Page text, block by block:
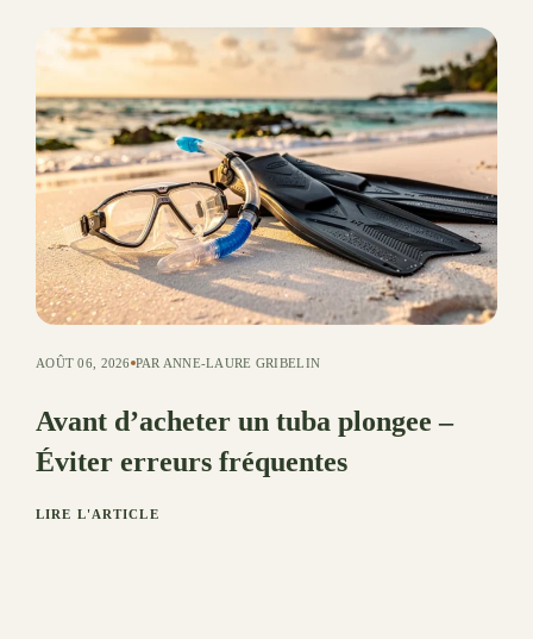
AOÛT 06, 2026 PAR ANNE-LAURE GRIBELIN
Avant d’acheter un tuba plongee –
Éviter erreurs fréquentes
LIRE L'ARTICLE